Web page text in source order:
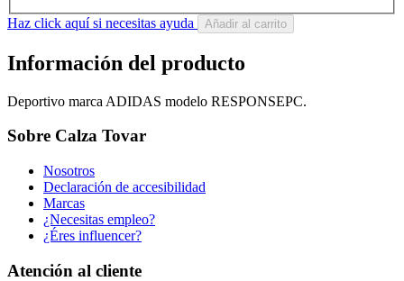
Haz click aquí si necesitas ayuda Añadir al carrito
Información del producto
Deportivo marca ADIDAS modelo RESPONSEPC.
Sobre Calza Tovar
Nosotros
Declaración de accesibilidad
Marcas
¿Necesitas empleo?
¿Éres influencer?
Atención al cliente